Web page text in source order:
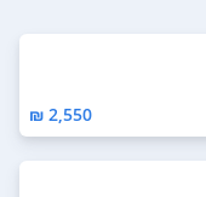
2,550 ₪